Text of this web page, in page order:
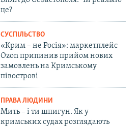
це?
СУСПІЛЬСТВО
«Крим – не Росія»: маркетплейс
Ozon припинив прийом нових
замовлень на Кримському
півострові
ПРАВА ЛЮДИНИ
Мить – і ти шпигун. Як у
кримських судах розглядають